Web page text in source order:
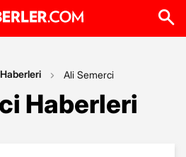
Ali Semerci
Haberleri